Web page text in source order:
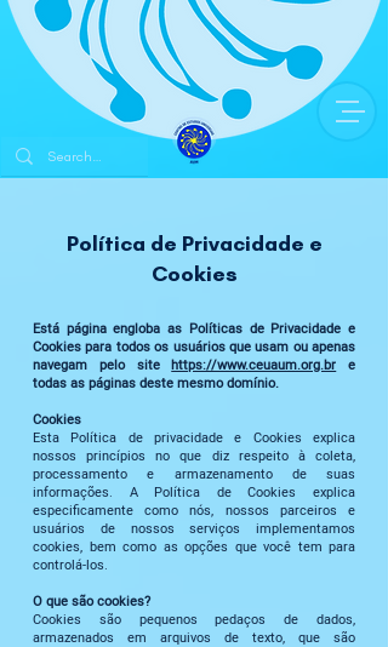
Política de Privacidade e
Cookies
Está página engloba as Políticas de Privacidade e
Cookies para todos os usuários que usam ou apenas
navegam pelo sitehttps://www.ceuaum.org.br e
todas as páginas deste mesmo domínio.
Cookies
Esta Política de privacidade e Cookies explica
nossos princípios no que diz respeito à coleta,
processamento e armazenamento de suas
informações. A Política de Cookies explica
especificamente como nós, nossos parceiros e
usuários de nossos serviços implementamos
cookies, bem como as opções que você tem para
controlá-los.
O que são cookies?
Cookies são pequenos pedaços de dados,
armazenados em arquivos de texto, que são